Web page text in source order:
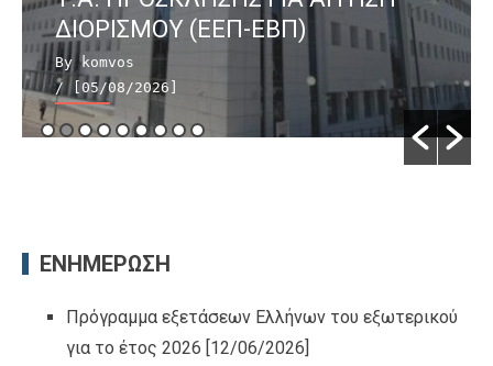
ΔΙΟΡΙΣΜΟΥ (ΕΕΠ-ΕΒΠ)
By komvos
/ [05/08/2026]
ΕΝΗΜΕΡΩΣΗ
Πρόγραμμα εξετάσεων Ελλήνων του εξωτερικού
για το έτος 2026 [12/06/2026]